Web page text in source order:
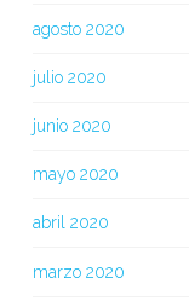
agosto 2020
julio 2020
junio 2020
mayo 2020
abril 2020
marzo 2020